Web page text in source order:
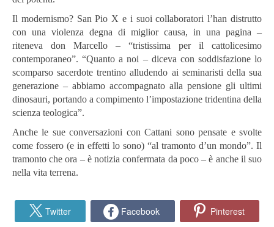
Il modernismo? San Pio X e i suoi collaboratori l’han distrutto
con una violenza degna di miglior causa, in una pagina –
riteneva don Marcello – “tristissima per il cattolicesimo
contemporaneo”. “Quanto a noi – diceva con soddisfazione lo
scomparso sacerdote trentino alludendo ai seminaristi della sua
generazione – abbiamo accompagnato alla pensione gli ultimi
dinosauri, portando a compimento l’impostazione tridentina della
scienza teologica”.
Anche le sue conversazioni con Cattani sono pensate e svolte
come fossero (e in effetti lo sono) “al tramonto d’un mondo”. Il
tramonto che ora – è notizia confermata da poco – è anche il suo
nella vita terrena.
Twitter Facebook Pinterest